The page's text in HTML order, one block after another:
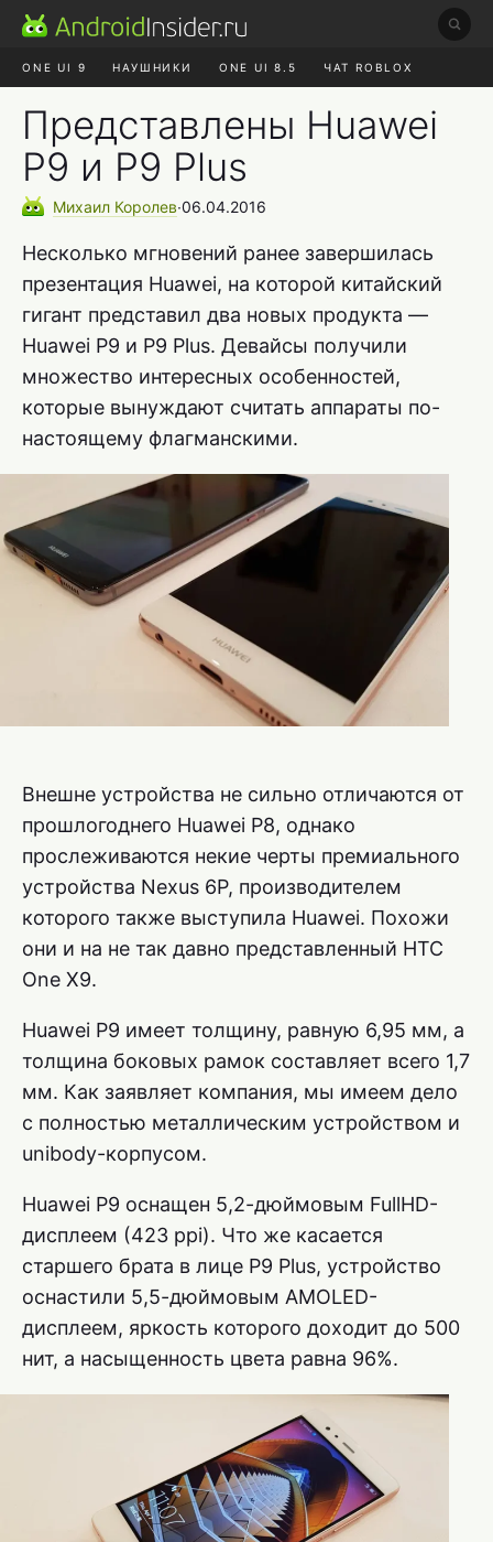
ONE UI 9 НАУШНИКИ ONE UI 8.5 ЧАТ ROBLOX
Представлены Huawei
P9 и P9 Plus
Михаил Королев∙06.04.2016
Несколько мгновений ранее завершилась
презентация Huawei, на которой китайский
гигант представил два новых продукта —
Huawei P9 и P9 Plus. Девайсы получили
множество интересных особенностей,
которые вынуждают считать аппараты по-
настоящему флагманскими.
Внешне устройства не сильно отличаются от
прошлогоднего Huawei P8, однако
прослеживаются некие черты премиального
устройства Nexus 6P, производителем
которого также выступила Huawei. Похожи
они и на не так давно представленный HTC
One X9.
Huawei P9 имеет толщину, равную 6,95 мм, а
толщина боковых рамок составляет всего 1,7
мм. Как заявляет компания, мы имеем дело
с полностью металлическим устройством и
unibody-корпусом.
Huawei P9 оснащен 5,2-дюймовым FullHD-
дисплеем (423 ppi). Что же касается
старшего брата в лице P9 Plus, устройство
оснастили 5,5-дюймовым AMOLED-
дисплеем, яркость которого доходит до 500
нит, а насыщенность цвета равна 96%.